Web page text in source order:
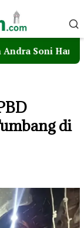
Harap MPI
di